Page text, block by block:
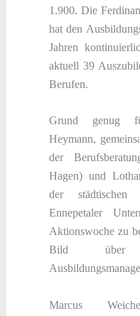
1.900. Die
hat den
Jahren
aktuell 39
Berufen.
Grund genug
Heymann,
der
Hagen) und
der städtischen
Ennepetaler
Aktionswoche zu
Bild über
Marcus